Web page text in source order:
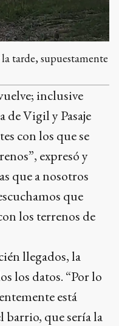
tarde, supuestamente
inclusive
de Vigil y Pasaje
con los que se
expresó y
que a nosotros
que
los terrenos de
llegados, la
los datos. “Por lo
está
barrio, que sería la